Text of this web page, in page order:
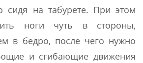
сидя на табурете. При этом
ноги чуть в стороны,
в бедро, после чего нужно
и сгибающие движения